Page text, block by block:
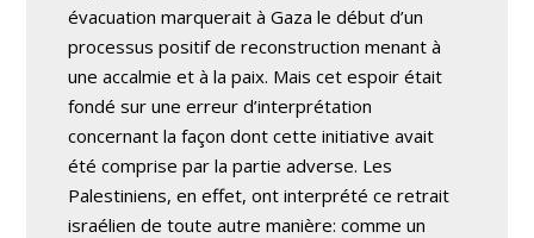
évacuation marquerait à Gaza le début d’un
processus positif de reconstruction menant à
une accalmie et à la paix. Mais cet espoir était
fondé sur une erreur d’interprétation
concernant la façon dont cette initiative avait
été comprise par la partie adverse. Les
Palestiniens, en effet, ont interprété ce retrait
israélien de toute autre manière: comme un